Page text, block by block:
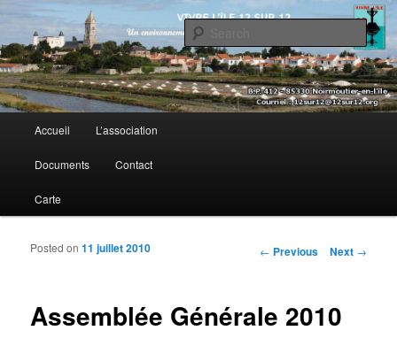
Vivre l’île 12 sur 12
Skip to primary content
Skip to secondary content
Accueil L’association
Documents Contact
Carte
Post navigation
← Previous Next →
Assemblée Générale 2010
Posted on11 juillet 2010